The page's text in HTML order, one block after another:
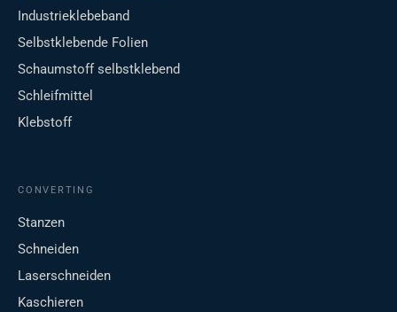
Industrieklebeband
Selbstklebende Folien
Schaumstoff selbstklebend
Schleifmittel
Klebstoff
CONVERTING
Stanzen
Schneiden
Laserschneiden
Kaschieren